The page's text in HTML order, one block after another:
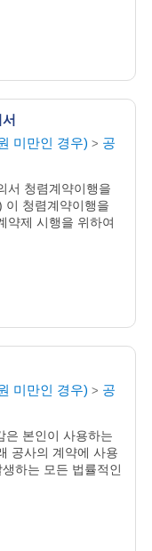
미만인 경우) > 공
서 청렴계약이행을
이 청렴계약이행을
약제 시행을 위하여
미만인 경우) > 공
은 본인이 사용하는
공사의 계약에 사용
하는 모든 법률적인